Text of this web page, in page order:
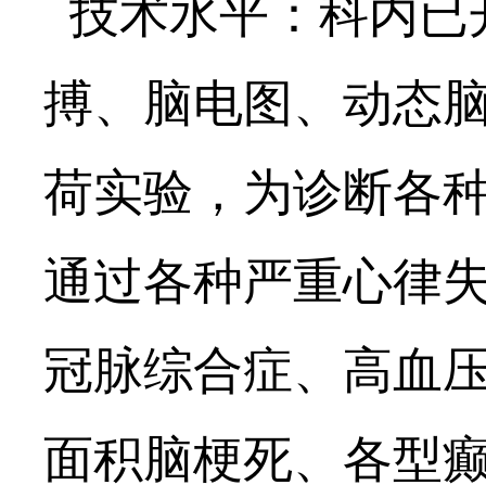
技术水平：科内
搏、 脑电图、动态
荷实验，为诊断各
通过各种严重心律
冠脉综合症、高血
面积脑梗死、各型